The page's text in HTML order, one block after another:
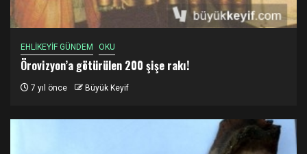
EHLİKEYİF GÜNDEM OKU
Örovizyon’a götürülen 200 şişe rakı!
7 yıl önce Büyük Keyif